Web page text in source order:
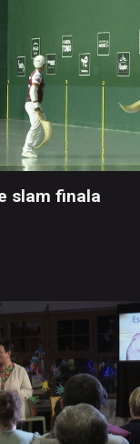
slam finala